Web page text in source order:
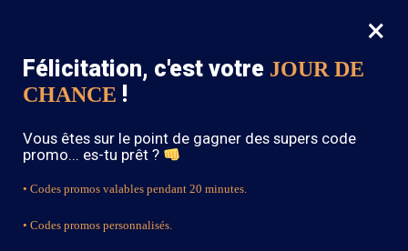
0
SOLDES : -15% sur toute la boutique avec le code « BOHEME15 »
×
Félicitation, c'est votre JOUR DE
CHANCE !
Vous êtes sur le point de gagner des supers code
promo... es-tu prêt ?
• Codes promos valables pendant 20 minutes.
• Codes promos personnalisés.